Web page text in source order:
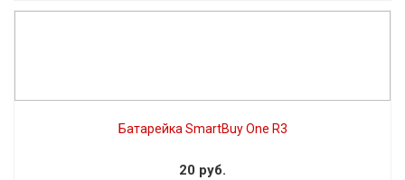
Батарейка SmartBuy One R3
20 руб.